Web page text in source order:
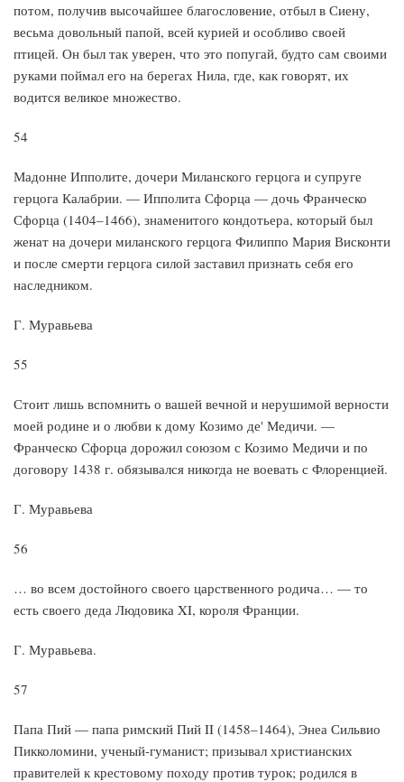
потом, получив высочайшее благословение, отбыл в Сиену,
весьма довольный папой, всей курией и особливо своей
птицей. Он был так уверен, что это попугай, будто сам своими
руками поймал его на берегах Нила, где, как говорят, их
водится великое множество.
54
Мадонне Ипполите, дочери Миланского герцога и супруге
герцога Калабрии. — Ипполита Сфорца — дочь Франческо
Сфорца (1404–1466), знаменитого кондотьера, который был
женат на дочери миланского герцога Филиппо Мария Висконти
и после смерти герцога силой заставил признать себя его
наследником.
Г. Муравьева
55
Стоит лишь вспомнить о вашей вечной и нерушимой верности
моей родине и о любви к дому Козимо де' Медичи. —
Франческо Сфорца дорожил союзом с Козимо Медичи и по
договору 1438 г. обязывался никогда не воевать с Флоренцией.
Г. Муравьева
56
… во всем достойного своего царственного родича… — то
есть своего деда Людовика XI, короля Франции.
Г. Муравьева.
57
Папа Пий — папа римский Пий II (1458–1464), Энеа Сильвио
Пикколомини, ученый-гуманист; призывал христианских
правителей к крестовому походу против турок; родился в